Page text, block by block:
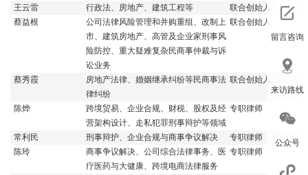
王云雷 行政法、房地产、建筑工程等
联合创始人
蔡益根
公司法律风险管理和并购重组、改制上
市、建筑房地产、高管及企业家刑事风
险防控、重大疑难复杂民商事仲裁与诉
讼业务
联合创始人
蔡秀霞
房地产法律、婚姻继承纠纷等民商事法
律纠纷
联合创始人
陈烨
跨境贸易、企业合规、财税、股权及经
营架构设计、走私犯罪刑事辩护等领域
专职律师
常利民 刑事辩护、企业合规与商事争议解决
专职律师
陈玲
商事争议解决、公司综合法律事务、医
疗医药与大健康、跨境电商法律服务
专职律师
留言咨询
来访路线
公众号